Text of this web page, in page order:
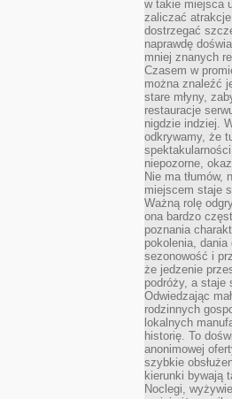
w takie miejsca
zaliczać
dostrzegać
naprawdę
mniej znanych
Czasem w
można znaleźć
stare młyny,
restauracje
nigdzie indziej.
odkrywamy, że
niepozorne,
Nie ma tłumów,
miejscem staje
Ważną rolę
ona bardzo
poznania
pokolenia, dania
sezonowość i
że jedzenie
podróży, a staje
Odwiedzając
rodzinnych
lokalnych
historię. To
anonimowej
szybkie
kierunki bywają
Noclegi,